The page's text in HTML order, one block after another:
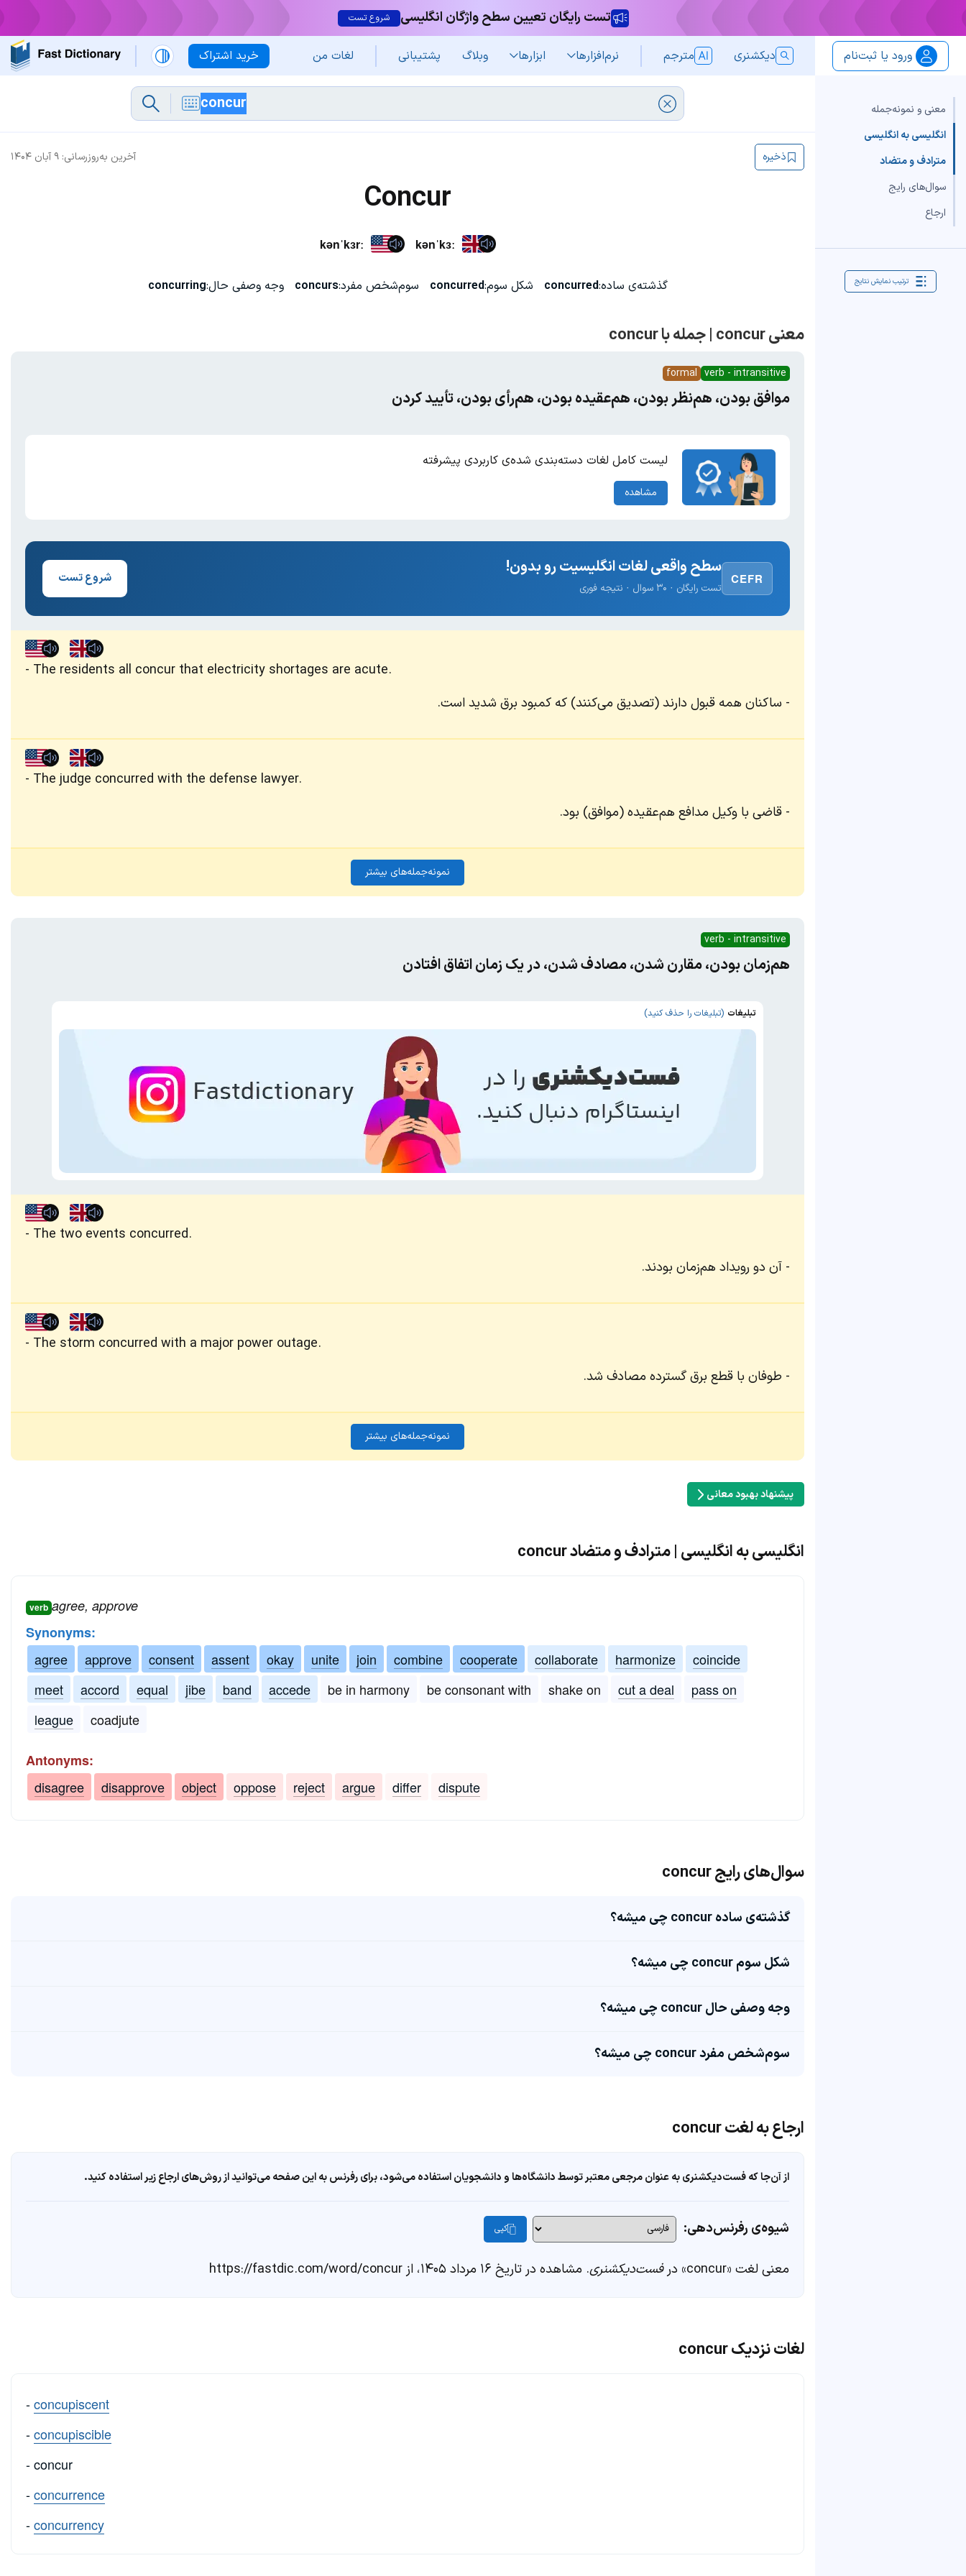
تست رایگان تعیین سطح واژگان انگلیسی شروع تست
خرید اشتراک ورود یا ثبت‌نام دیکشنری مترجم نرم‌افزار‌ها ابزارها وبلاگ پشتیبانی لغات من
معنی و نمونه‌جمله
انگلیسی به انگلیسی
مترادف و متضاد
سوال‌های رایج
ارجاع
ترتیب نمایش نتایج
آخرین به‌روزرسانی: ۹ آبان ۱۴۰۴ ذخیره
Concur
kənˈkɜrː kənˈkɜː
گذشته‌ی ساده:concurred شکل سوم:concurred سوم‌شخص مفرد:concurs وجه وصفی حال:concurring
معنی concur | جمله با concur
verb - intransitive
formal
موافق بودن، هم‌نظر بودن، هم‌عقیده بودن، هم‌رأی بودن، تأیید کردن
لیست کامل لغات دسته‌بندی شده‌ی کاربردی پیشرفته
مشاهده
CEFR
سطح واقعی لغات انگلیسیت رو بدون!
تست رایگان · ۳۰ سوال · نتیجه فوری
شروع تست
The residents all concur that electricity shortages are acute.
ساکنان همه قبول دارند (تصدیق می‌کنند) که کمبود برق شدید است.
The judge concurred with the defense lawyer.
قاضی با وکیل مدافع هم‌عقیده (موافق) بود.
نمونه‌جمله‌های بیشتر
verb - intransitive
هم‌زمان بودن، مقارن شدن، مصادف شدن، در یک زمان اتفاق افتادن
تبلیغات (تبلیغات را حذف کنید)
The two events concurred.
آن دو رویداد هم‌زمان بودند.
The storm concurred with a major power outage.
طوفان با قطع برق گسترده مصادف شد.
نمونه‌جمله‌های بیشتر
پیشنهاد بهبود معانی
انگلیسی به انگلیسی | مترادف و متضاد concur
verb agree, approve
Synonyms:
agree
approve consent assent okay unite join combine cooperate collaborate harmonize
coincide
meet
accord equal jibe band accede be in harmony be consonant with shake on cut a deal
pass on
league
coadjute
Antonyms:
disagree
disapprove object oppose reject argue differ dispute
سوال‌های رایج concur
گذشته‌ی ساده concur چی میشه؟
شکل سوم concur چی میشه؟
وجه وصفی حال concur چی میشه؟
سوم‌شخص مفرد concur چی میشه؟
ارجاع به لغت concur
از آن‌جا که فست‌دیکشنری به عنوان مرجعی معتبر توسط دانشگاه‌ها و دانشجویان استفاده می‌شود، برای رفرنس به این صفحه می‌توانید از روش‌های ارجاع زیر استفاده کنید.
شیوه‌ی رفرنس‌دهی: کپی
معنی لغت «concur» در فست‌دیکشنری. مشاهده در تاریخ ۱۶ مرداد ۱۴۰۵، از https://fastdic.com/word/concur
لغات نزدیک concur
-concupiscent
-concupiscible
- concur
-concurrence
-concurrency